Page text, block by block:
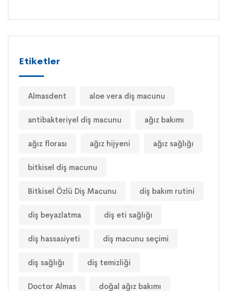
Etiketler
Almasdent aloe vera diş macunu
antibakteriyel diş macunu ağız bakımı
ağız florası ağız hijyeni ağız sağlığı
bitkisel diş macunu
Bitkisel Özlü Diş Macunu diş bakım rutini
diş beyazlatma diş eti sağlığı
diş hassasiyeti diş macunu seçimi
diş sağlığı diş temizliği
Doctor Almas doğal ağız bakımı